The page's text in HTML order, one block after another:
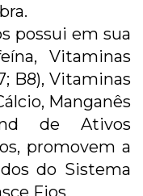
possui em sua
Vitaminas
B8), Vitaminas
Manganês
de Ativos
promovem a
do Sistema
Fios.